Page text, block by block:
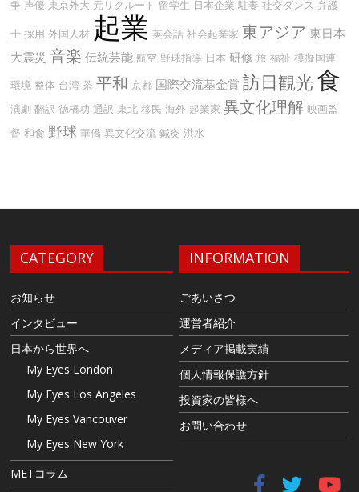
争 声優 東京外大 元リクルート 留学生 日本企業 駐妻 社交ダンス 弁護
士 採用 外国人材 起業 英会話 社会起業家 東アジア 東日本
大震災 音楽 伝統芸能 航空 野球指導 日本 研修 旅 福祉 模擬国連
環境 整体 台湾 茶 平和 京都 国際交流基金賞 訪日観光食
演劇 翻訳 徳橋功 通訳 東北 移民 海外 起業家 異文化理解 映画監
督 和食 野球 華僑 異文化交流 鍼灸 洪水
CATEGORY
お知らせ
インタビュー
日本から世界へ
My Eyes London
My Eyes Los Angeles
My Eyes Vancouver
My Eyes New York
METコラム
INFORMATION
ごあいさつ
運営者紹介
メディア掲載実績
個人情報保護方針
投資家の皆様へ
お問い合わせ